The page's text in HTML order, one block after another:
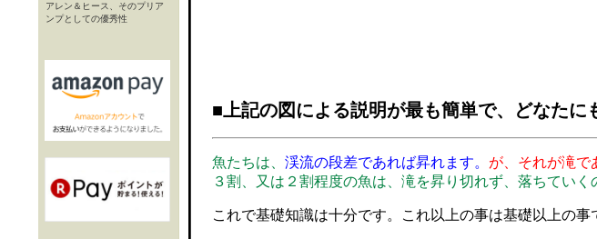
アレン＆ヒース、そのプリア
ンプとしての優秀性
■上記の図による説明が最も簡単で、どなたに
魚たちは、 渓流の段差であれば昇れます。 が、それが滝で
３割、又は２割程度の魚は、滝を昇り切れず、落ちていく
これで基礎知識は十分です。これ以上の事は基礎以上の事